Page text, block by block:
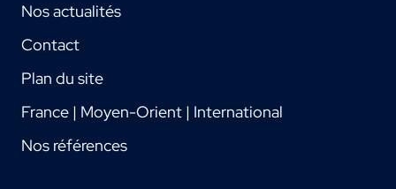
Nos actualités
Contact
Plan du site
France | Moyen-Orient | International
Nos références